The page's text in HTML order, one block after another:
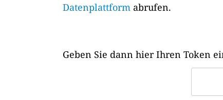
Datenplattform abrufen.
Geben Sie dann hier Ihren Token